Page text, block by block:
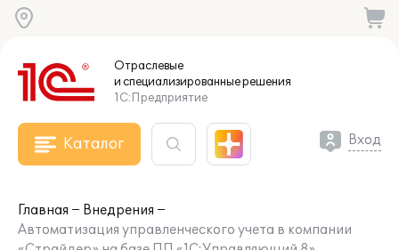
Отраслевые
и специализированныерешения
1С:Предприятие
Каталог Вход
Главная
Внедрения
Автоматизация управленческого учета в компании